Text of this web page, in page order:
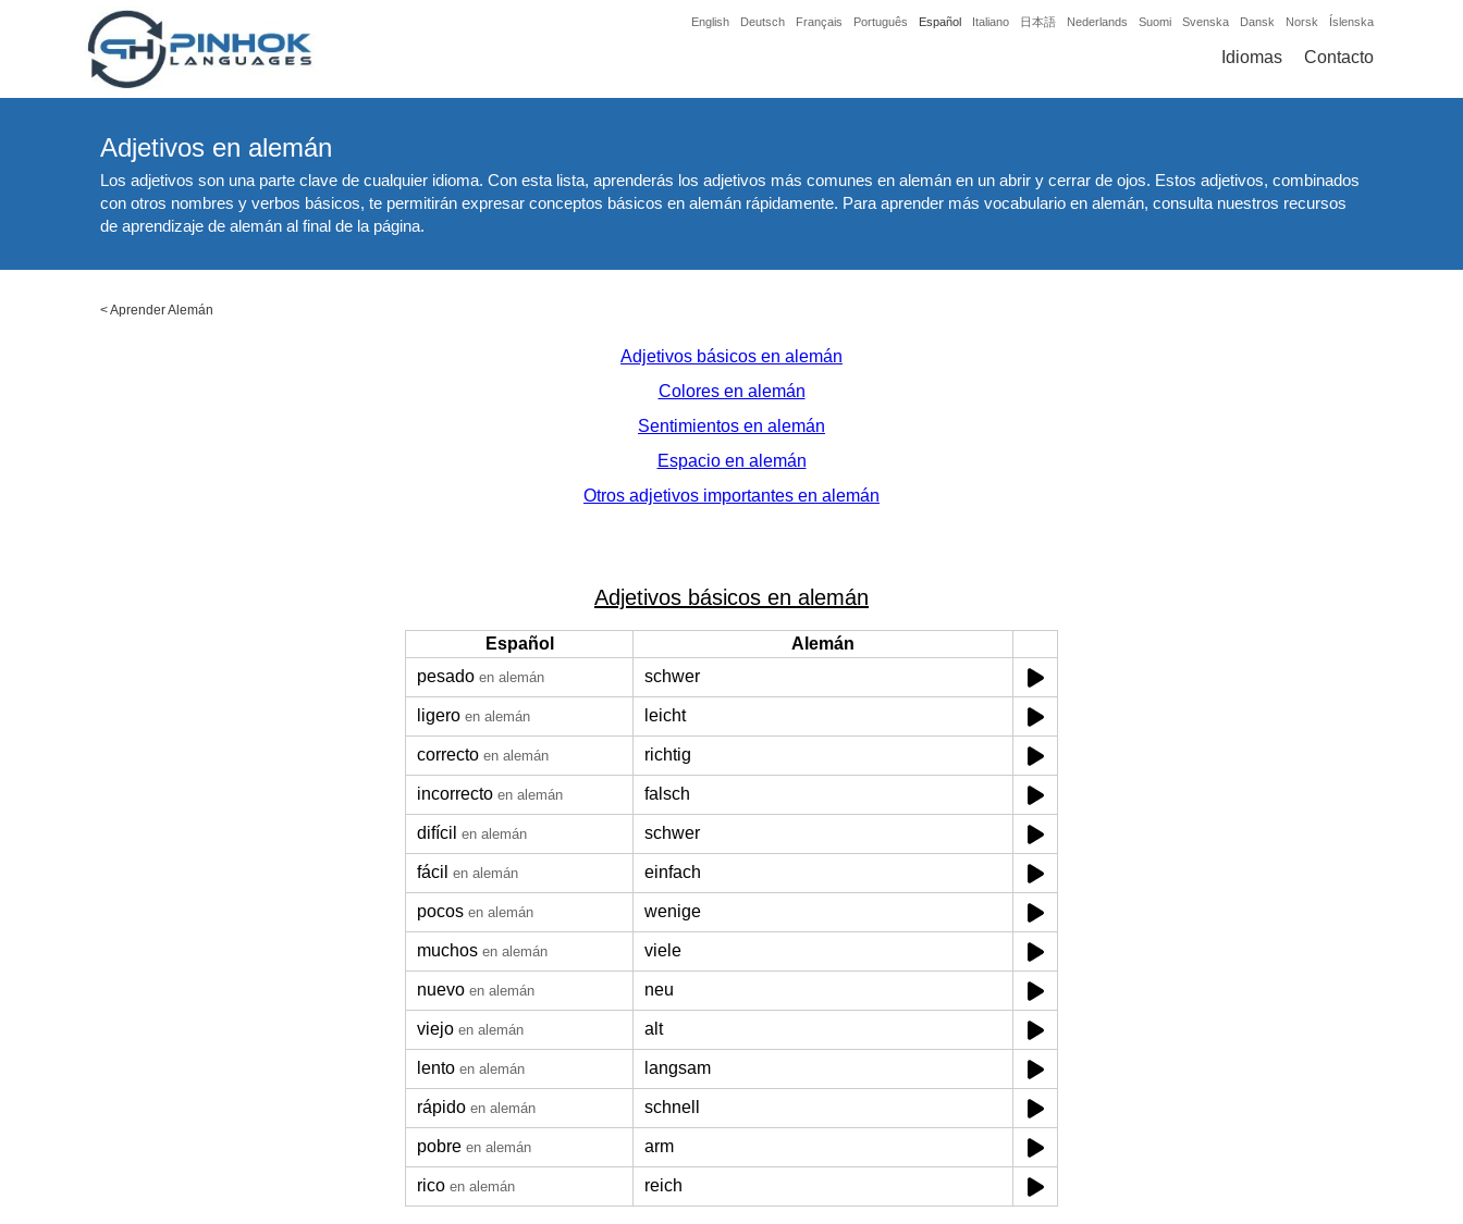
English Deutsch Français Português Español Italiano 日本語 Nederlands Suomi Svenska Dansk Norsk Íslenska
Idiomas Contacto
Adjetivos en alemán
Los adjetivos son una parte clave de cualquier idioma. Con esta lista, aprenderás los adjetivos más comunes en alemán en un abrir y cerrar de ojos. Estos adjetivos, combinados
con otros nombres y verbos básicos, te permitirán expresar conceptos básicos en alemán rápidamente. Para aprender más vocabulario en alemán, consulta nuestros recursos
de aprendizaje de alemán al final de la página.
<Aprender Alemán
Adjetivos básicos en alemán
Colores en alemán
Sentimientos en alemán
Espacio en alemán
Otros adjetivos importantes en alemán
Adjetivos básicos en alemán
Español
Alemán
pesado en alemán schwer
ligero en alemán leicht
correcto en alemán richtig
incorrecto en alemán falsch
difícil en alemán schwer
fácil en alemán einfach
pocos en alemán wenige
muchos en alemán viele
nuevo en alemán neu
viejo en alemán alt
lento en alemán langsam
rápido en alemán schnell
pobre en alemán arm
rico en alemán reich